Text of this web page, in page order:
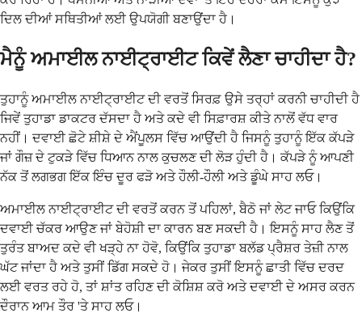
ਦਿਲ ਦੀਆਂ ਸਥਿਤੀਆਂ ਲਈ ਉਪਯੋਗੀ ਬਣਾਉਂਦਾ ਹੈ।
ਮੈਨੂੰ ਅਮਾਈਲ ਨਾਈਟ੍ਰਾਈਟ ਕਿਵੇਂ ਲੈਣਾ ਚਾਹੀਦਾ ਹੈ?
ਤੁਹਾਨੂੰ ਅਮਾਈਲ ਨਾਈਟ੍ਰਾਈਟ ਦੀ ਵਰਤੋਂ ਸਿਰਫ਼ ਉਸੇ ਤਰ੍ਹਾਂ ਕਰਨੀ ਚਾਹੀਦੀ ਹੈ
ਜਿਵੇਂ ਤੁਹਾਡਾ ਡਾਕਟਰ ਦੱਸਦਾ ਹੈ ਅਤੇ ਕਦੇ ਵੀ ਸਿਫ਼ਾਰਸ਼ ਕੀਤੇ ਨਾਲੋਂ ਵੱਧ ਵਾਰ
ਨਹੀਂ। ਦਵਾਈ ਛੋਟੇ ਸ਼ੀਸ਼ੇ ਦੇ ਐਂਪੂਲਸ ਵਿੱਚ ਆਉਂਦੀ ਹੈ ਜਿਸਨੂੰ ਤੁਹਾਨੂੰ ਇੱਕ ਕੱਪੜੇ
ਜਾਂ ਗੌਜ਼ ਦੇ ਟੁਕੜੇ ਵਿੱਚ ਧਿਆਨ ਨਾਲ ਕੁਚਲਣ ਦੀ ਲੋੜ ਹੁੰਦੀ ਹੈ। ਕੱਪੜੇ ਨੂੰ ਆਪਣੀ
ਨੱਕ ਤੋਂ ਲਗਭਗ ਇੱਕ ਇੰਚ ਦੂਰ ਫੜੋ ਅਤੇ ਹੌਲੀ-ਹੌਲੀ ਅਤੇ ਡੂੰਘੇ ਸਾਹ ਲਓ।
ਅਮਾਈਲ ਨਾਈਟ੍ਰਾਈਟ ਦੀ ਵਰਤੋਂ ਕਰਨ ਤੋਂ ਪਹਿਲਾਂ, ਬੈਠੋ ਜਾਂ ਲੇਟ ਜਾਓ ਕਿਉਂਕਿ
ਦਵਾਈ ਚੱਕਰ ਆਉਣ ਜਾਂ ਬੇਹੋਸ਼ੀ ਦਾ ਕਾਰਨ ਬਣ ਸਕਦੀ ਹੈ। ਇਸਨੂੰ ਸਾਹ ਲੈਣ ਤੋਂ
ਤੁਰੰਤ ਬਾਅਦ ਕਦੇ ਵੀ ਖੜ੍ਹੇ ਨਾ ਹੋਵੋ, ਕਿਉਂਕਿ ਤੁਹਾਡਾ ਬਲੱਡ ਪ੍ਰੈਸ਼ਰ ਤੇਜ਼ੀ ਨਾਲ
ਘੱਟ ਜਾਂਦਾ ਹੈ ਅਤੇ ਤੁਸੀਂ ਡਿੱਗ ਸਕਦੇ ਹੋ। ਜੇਕਰ ਤੁਸੀਂ ਇਸਨੂੰ ਛਾਤੀ ਵਿੱਚ ਦਰਦ
ਲਈ ਵਰਤ ਰਹੇ ਹੋ, ਤਾਂ ਸ਼ਾਂਤ ਰਹਿਣ ਦੀ ਕੋਸ਼ਿਸ਼ ਕਰੋ ਅਤੇ ਦਵਾਈ ਦੇ ਅਸਰ ਕਰਨ
ਦੌਰਾਨ ਆਮ ਤੌਰ 'ਤੇ ਸਾਹ ਲਓ।